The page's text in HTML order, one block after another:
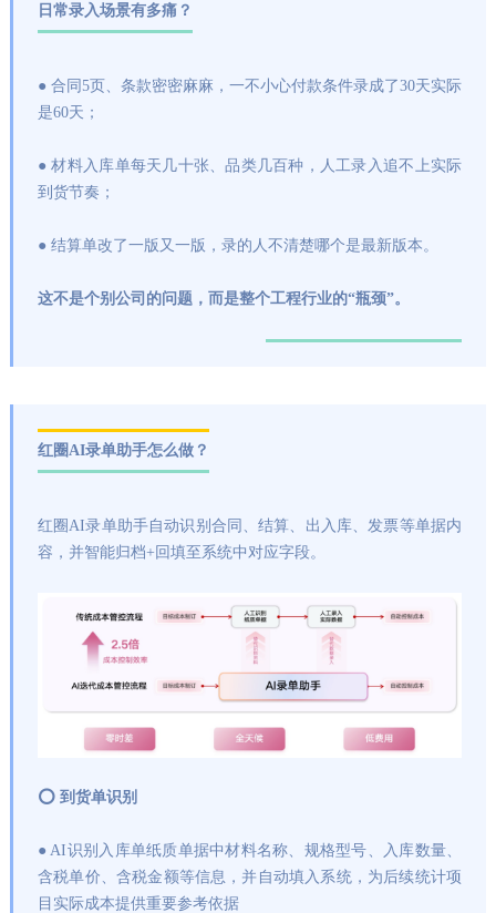
日常录入场景有多痛？
● 合同5页、条款密密麻麻，一不小心付款条件录成了30天实际
是60天；
● 材料入库单每天几十张、品类几百种，人工录入追不上实际
到货节奏；
● 结算单改了一版又一版，录的人不清楚哪个是最新版本。
这不是个别公司的问题，而是整个工程行业的“瓶颈”。
红圈AI录单助手怎么做？
红圈AI录单助手自动识别合同、结算、出入库、发票等单据内
容，并智能归档+回填至系统中对应字段。
⭕ 到货单识别
● AI识别入库单纸质单据中材料名称、规格型号、入库数量、
含税单价、含税金额等信息，并自动填入系统，为后续统计项
目实际成本提供重要参考依据